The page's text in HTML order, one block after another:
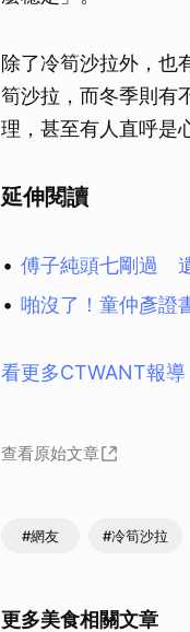
除了冷筍沙拉外，也
筍沙拉，而冬季則有
理，甚至有人直呼是
延伸閱讀
傅子純頭七剛過
啪沒了！童仲彥證
看更多CTWANT報導
查看原始文章
#網友 #冷筍沙拉
更多美食相關文章